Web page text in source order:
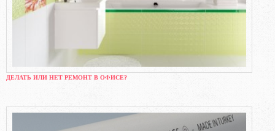
ДЕЛАТЬ ИЛИ НЕТ РЕМОНТ В ОФИСЕ?